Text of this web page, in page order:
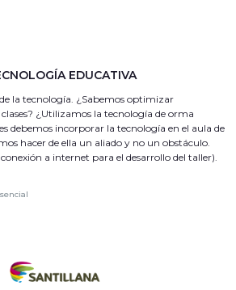
EDUCATIVA
la tecnología. ¿Sabemos optimizar
¿Utilizamos la tecnología de orma
debemos incorporar la tecnología en el aula de
hacer de ella un aliado y no un obstáculo.
a internet para el desarrollo del taller).